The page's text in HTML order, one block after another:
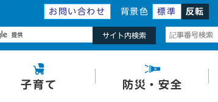
お問い合わせ 背景色 標準 反転
サイト内検索
子育て 防災・安全